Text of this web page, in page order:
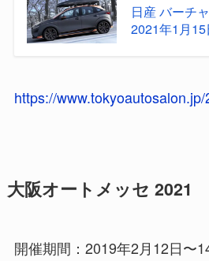
日産 バーチ
2021年1月
https://
大阪オートメッセ 2021
開催期間：2019年2月12日〜